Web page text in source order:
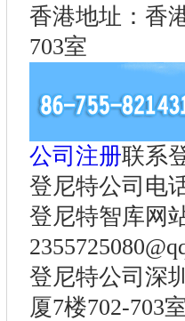
香港地址：香
703室
公司注册联系
登尼特公司电
登尼特智库网
登尼特公司深
厦7楼702-703